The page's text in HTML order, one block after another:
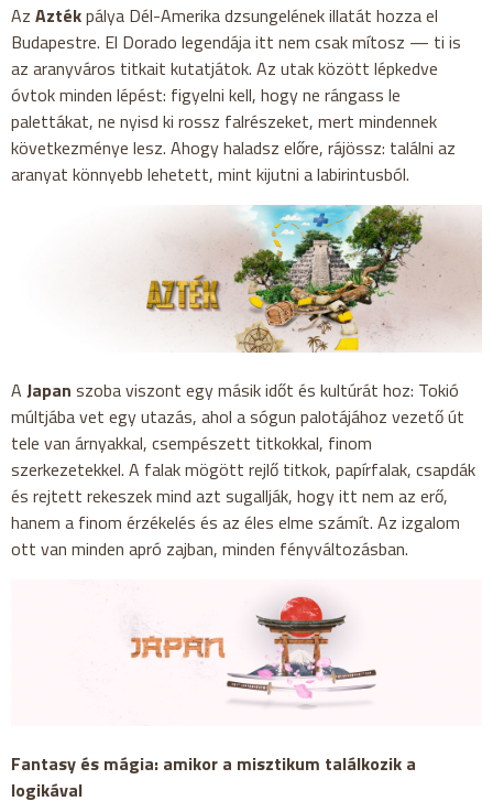
Az Aztékpálya Dél-Amerika dzsungelének illatát hozza el
Budapestre. El Dorado legendája itt nem csak mítosz — ti is
az aranyváros titkait kutatjátok. Az utak között lépkedve
óvtok minden lépést: figyelni kell, hogy ne rángass le
palettákat, ne nyisd ki rossz falrészeket, mert mindennek
következménye lesz. Ahogy haladsz előre, rájössz: találni az
aranyat könnyebb lehetett, mint kijutni a labirintusból.
A Japan szoba viszont egy másik időt és kultúrát hoz: Tokió
múltjába vet egy utazás, ahol a sógun palotájához vezető út
tele van árnyakkal, csempészett titkokkal, finom
szerkezetekkel. A falak mögött rejlő titkok, papírfalak, csapdák
és rejtett rekeszek mind azt sugallják, hogy itt nem az erő,
hanem a finom érzékelés és az éles elme számít. Az izgalom
ott van minden apró zajban, minden fényváltozásban.
Fantasy és mágia: amikor a misztikum találkozik a
logikával